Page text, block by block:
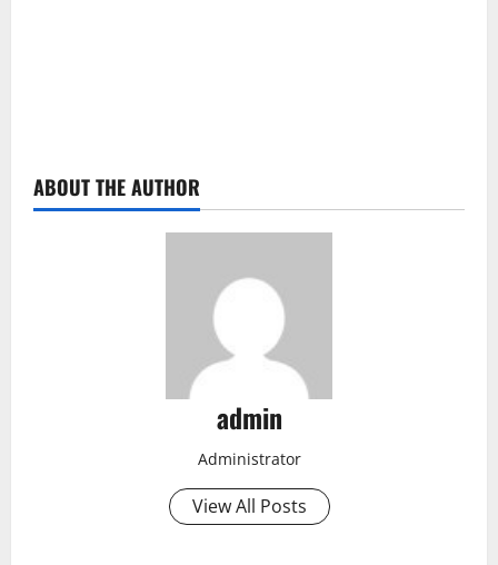
ABOUT THE AUTHOR
admin
Administrator
View All Posts